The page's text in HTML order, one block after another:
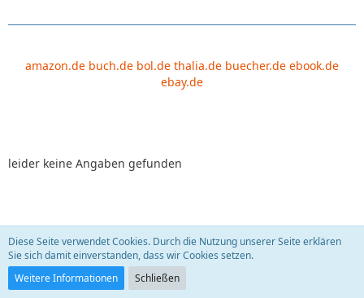
amazon.de buch.de bol.de thalia.de buecher.de ebook.de
ebay.de
leider keine Angaben gefunden
Leben, die Zweite. Krebs - eine Krankheit führt
Regie!?
sauberfrau 22. September 2009
Diese Seite verwendet Cookies. Durch die Nutzung unserer Seite erklären
Sie sich damit einverstanden, dass wir Cookies setzen.
Weitere Informationen
Schließen